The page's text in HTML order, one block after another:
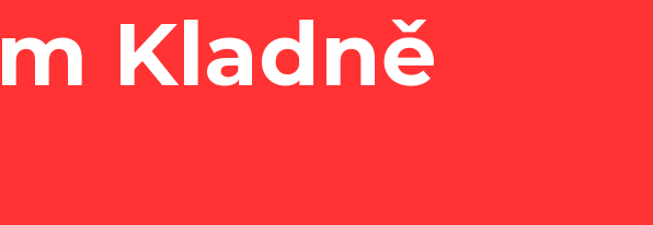
Kladně